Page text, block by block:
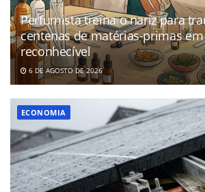
Perfumista treina o nariz para
centenas de matérias-primas
reconhecível
6 DE AGOSTO DE 2026
ECONOMIA